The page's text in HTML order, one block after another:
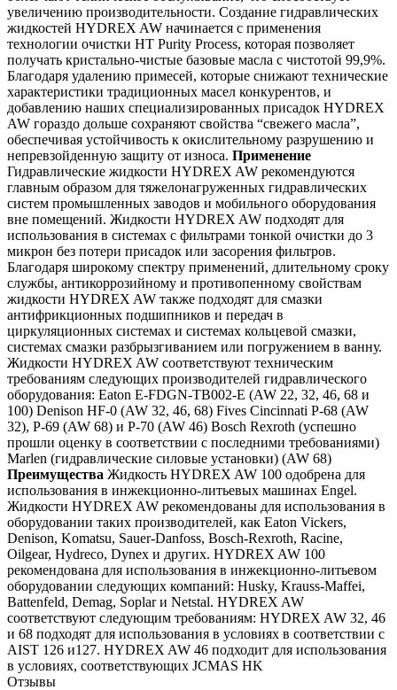
увеличению производительности. Создание гидравлических
жидкостей HYDREX AW начинается с применения
технологии очистки HT Purity Process, которая позволяет
получать кристально-чистые базовые масла с чистотой 99,9%.
Благодаря удалению примесей, которые снижают технические
характеристики традиционных масел конкурентов, и
добавлению наших специализированных присадок HYDREX
AW гораздо дольше сохраняют свойства “свежего масла”,
обеспечивая устойчивость к окислительному разрушению и
непревзойденную защиту от износа. Применение
Гидравлические жидкости HYDREX AW рекомендуются
главным образом для тяжелонагруженных гидравлических
систем промышленных заводов и мобильного оборудования
вне помещений. Жидкости HYDREX AW подходят для
использования в системах с фильтрами тонкой очистки до 3
микрон без потери присадок или засорения фильтров.
Благодаря широкому спектру применений, длительному сроку
службы, антикоррозийному и противопенному свойствам
жидкости HYDREX AW также подходят для смазки
антифрикционных подшипников и передач в
циркуляционных системах и системах кольцевой смазки,
системах смазки разбрызгиванием или погружением в ванну.
Жидкости HYDREX AW соответствуют техническим
требованиям следующих производителей гидравлического
оборудования: Eaton E-FDGN-TB002-E (AW 22, 32, 46, 68 и
100) Denison HF-0 (AW 32, 46, 68) Fives Cincinnati P-68 (AW
32), P-69 (AW 68) и P-70 (AW 46) Bosch Rexroth (успешно
прошли оценку в соответствии с последними требованиями)
Marlen (гидравлические силовые установки) (AW 68)
Преимущества Жидкость HYDREX AW 100 одобрена для
использования в инжекционно-литьевых машинах Engel.
Жидкости HYDREX AW рекомендованы для использования в
оборудовании таких производителей, как Eaton Vickers,
Denison, Komatsu, Sauer-Danfoss, Bosch-Rexroth, Racine,
Oilgear, Hydreco, Dynex и других. HYDREX AW 100
рекомендована для использования в инжекционно-литьевом
оборудовании следующих компаний: Husky, Krauss-Maffei,
Battenfeld, Demag, Soplar и Netstal. HYDREX AW
соответствуют следующим требованиям: HYDREX AW 32, 46
и 68 подходят для использования в условиях в соответствии с
AIST 126 и127. HYDREX AW 46 подходит для использования
в условиях, соответствующих JCMAS HK
Отзывы